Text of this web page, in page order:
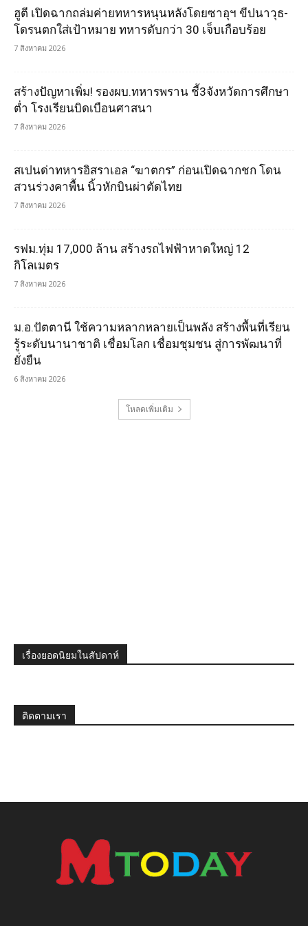
ฮูตี เปิดฉากถล่มค่ายทหารหนุนหลังโดยซาอุฯ ขีปนาวุธ-
โดรนตกใส่เป้าหมาย ทหารดับกว่า 30 เจ็บเกือบร้อย
7 สิงหาคม 2026
สร้างปัญหาเพิ่ม! รองผบ.ทหารพราน ชี้3จังหวัดการศึกษา
ต่ำ โรงเรียนบิดเบือนศาสนา
7 สิงหาคม 2026
สเปนด่าทหารอิสราเอล “ฆาตกร” ก่อนเปิดฉากชก โดน
สวนร่วงคาพื้น นิ้วหักบินผ่าตัดไทย
7 สิงหาคม 2026
รฟม.ทุ่ม 17,000 ล้าน สร้างรถไฟฟ้าหาดใหญ่ 12
กิโลเมตร
7 สิงหาคม 2026
ม.อ.ปัตตานี ใช้ความหลากหลายเป็นพลัง สร้างพื้นที่เรียน
รู้ระดับนานาชาติ เชื่อมโลก เชื่อมชุมชน สู่การพัฒนาที่
ยั่งยืน
6 สิงหาคม 2026
โหลดเพิ่มเติม
เรื่องยอดนิยมในสัปดาห์
ติดตามเรา